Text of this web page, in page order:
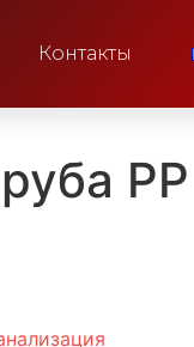
Контакты